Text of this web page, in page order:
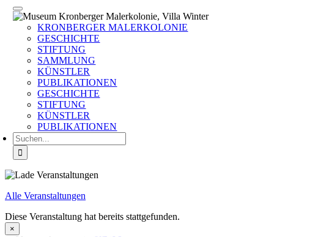
KRONBERGER MALERKOLONIE
GESCHICHTE
STIFTUNG
SAMMLUNG
KÜNSTLER
PUBLIKATIONEN
GESCHICHTE
STIFTUNG
KÜNSTLER
PUBLIKATIONEN
Suche
nach:
Alle Veranstaltungen
Diese Veranstaltung hat bereits stattgefunden.
×